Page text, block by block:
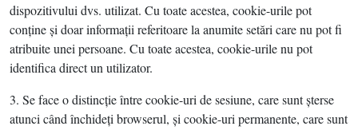
dispozitivului dvs. utilizat. Cu toate acestea, cookie-urile pot
conţine şi doar informaţii referitoare la anumite setări care nu pot fi
atribuite unei persoane. Cu toate acestea, cookie-urile nu pot
identifica direct un utilizator.
3. Se face o distincţie între cookie-uri de sesiune, care sunt şterse
atunci când închideţi browserul, şi cookie-uri permanente, care sunt